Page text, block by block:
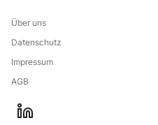
Über uns
Datenschutz
Impressum
AGB